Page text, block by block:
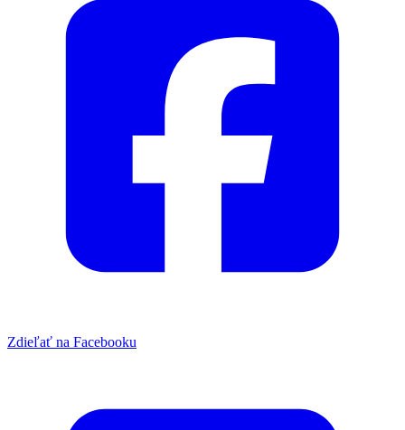
Zdieľať na Facebooku